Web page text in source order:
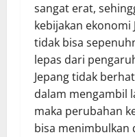
sangat erat,
kebijakan ekonomi
tidak bisa
lepas dari
Jepang tidak
dalam mengambil
maka perubahan
bisa menimbulkan